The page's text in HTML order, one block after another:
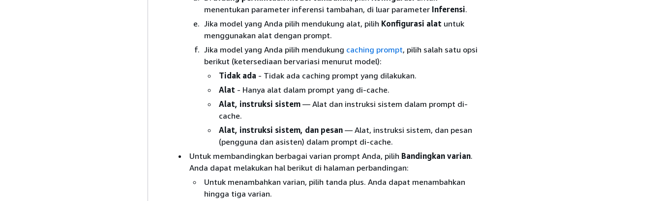
menentukan parameter inferensi tambahan, di luar parameter Inferensi.
Jika model yang Anda pilih mendukung alat, pilih Konfigurasi alat untuk
menggunakan alat dengan prompt.
Jika model yang Anda pilih mendukung caching prompt, pilih salah satu opsi
berikut (ketersediaan bervariasi menurut model):
Tidak ada - Tidak ada caching prompt yang dilakukan.
Alat - Hanya alat dalam prompt yang di-cache.
Alat, instruksi sistem — Alat dan instruksi sistem dalam prompt di-
cache.
Alat, instruksi sistem, dan pesan — Alat, instruksi sistem, dan pesan
(pengguna dan asisten) dalam prompt di-cache.
Untuk membandingkan berbagai varian prompt Anda, pilih Bandingkan varian.
Anda dapat melakukan hal berikut di halaman perbandingan:
Untuk menambahkan varian, pilih tanda plus. Anda dapat menambahkan
hingga tiga varian.